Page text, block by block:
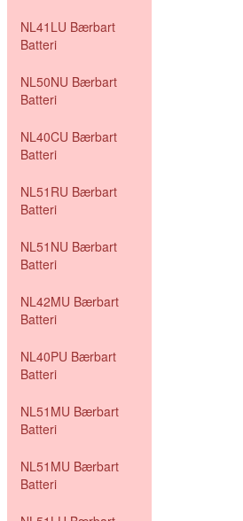
NL41LU Bærbart
Batteri
NL50NU Bærbart
Batteri
NL40CU Bærbart
Batteri
NL51RU Bærbart
Batteri
NL51NU Bærbart
Batteri
NL42MU Bærbart
Batteri
NL40PU Bærbart
Batteri
NL51MU Bærbart
Batteri
NL51MU Bærbart
Batteri